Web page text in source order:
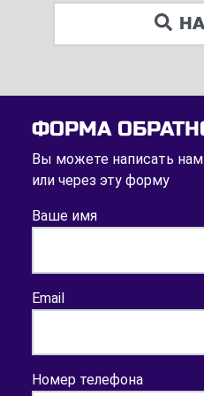
ФОРМА
Вы можете написать
или через эту форму
Ваше имя
Email
Номер телефона